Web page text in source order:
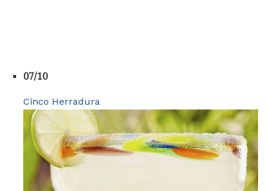
07/10
Cinco Herradura